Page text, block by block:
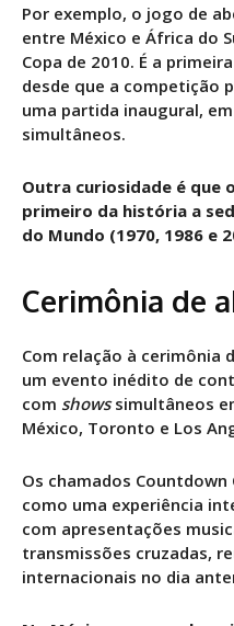
Por exemplo, o jogo de
entre México e África do
Copa de 2010. É a
desde que a competição
uma partida inaugural,
simultâneos.
Outra curiosidade é que
primeiro da história a
do Mundo (1970, 1986 e
Cerimônia de
Com relação à cerimônia
um evento inédito de
com showssimultâneos
México, Toronto e Los
Os chamados
como uma experiência
com apresentações
transmissões cruzadas,
internacionais no dia